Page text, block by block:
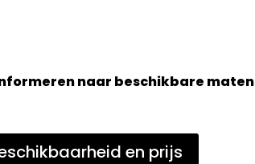
naar beschikbare maten
en prijs